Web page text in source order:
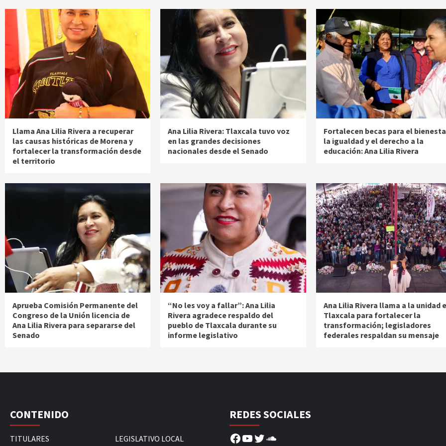
Llama Ana Lilia Rivera a recuperar
las causas históricas de Morena y
fortalecer la transformación desde
el territorio
Ana Lilia Rivera: Tlaxcala tuvo voz
en las grandes decisiones
nacionales desde el Senado
Fortalecen becas para el
la igualdad y el derecho a la
educación: Ana Lilia Rivera
Aprueba Comisión Permanente del
Congreso de la Unión licencia de
Ana Lilia Rivera para separarse del
Senado
“No les voy a fallar”: Ana Lilia
Rivera agradece respaldo del
pueblo de Tlaxcala durante su
informe legislativo
Ana Lilia Rivera llama a la unidad
Tlaxcala para fortalecer la
transformación; legisladores
federales respaldan su mensaje
CONTENIDO
TITULARES LEGISLATIVO LOCAL
REDES SOCIALES
Facebook
YouTube
Twitter
SoundCloud